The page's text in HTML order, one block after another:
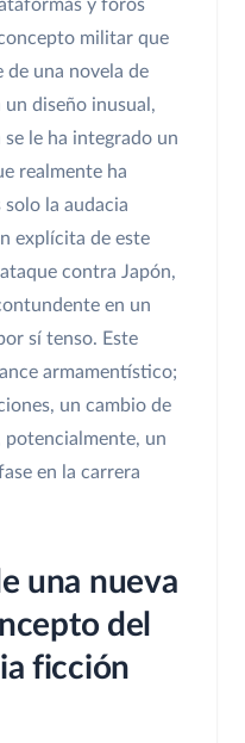
y foros
militar que
de una novela de
diseño inusual,
le ha integrado un
realmente ha
solo la audacia
explícita de este
contra Japón,
en un
sí tenso. Este
armamentístico;
un cambio de
potencialmente, un
en la carrera
una nueva
del
ficción